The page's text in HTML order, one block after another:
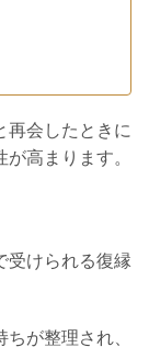
再会したときに
高まります。
受けられる復縁
が整理され、